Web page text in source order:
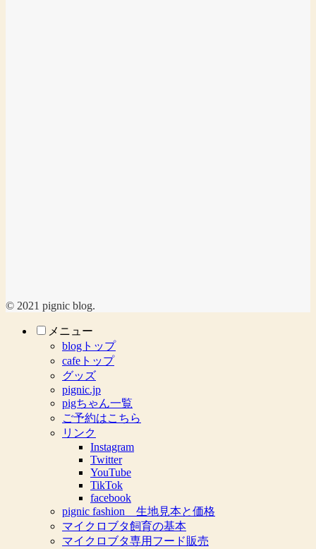
© 2021 pignic blog.
メニュー
blogトップ
cafeトップ
グッズ
pignic.jp
pigちゃん一覧
ご予約はこちら
リンク
Instagram
Twitter
YouTube
TikTok
facebook
pignic fashion 生地見本と価格
マイクロブタ飼育の基本
マイクロブタ専用フード販売